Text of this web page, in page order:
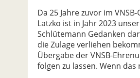
Da 25 Jahre zuvor im
Latzko ist in Jahr 2023
Schlütemann Gedanken
die Zulage verliehen
Übergabe der VNSB-
folgen zu lassen. Wenn